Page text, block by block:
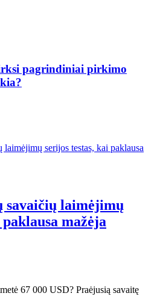
pagrindiniai pirkimo
savaičių laimėjimų
mažėja
67 000 USD? Praėjusią savaitę